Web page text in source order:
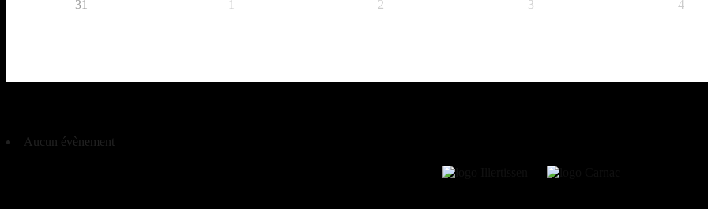
31 1 2 3 4
Aucun évènement